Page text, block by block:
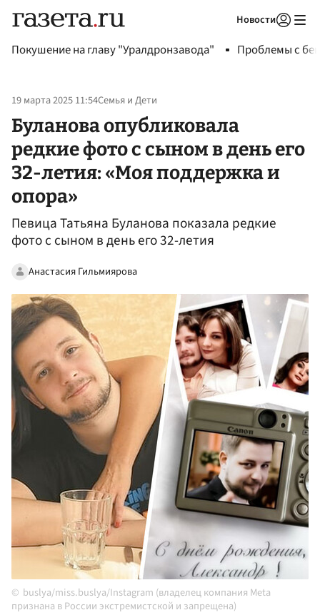
Новости
Покушение на главу "Уралдронзавода" Проблемы с
19 марта 2025 11:54Семья и Дети
Буланова опубликовала
редкие фото с сыном в день его
32-летия: «Моя поддержка и
опора»
Певица Татьяна Буланова показала редкие
фото с сыном в день его 32-летия
Анастасия Гильмиярова
buslya/miss.buslya/Instagram (владелец компания Meta
признана в России экстремистской и запрещена)